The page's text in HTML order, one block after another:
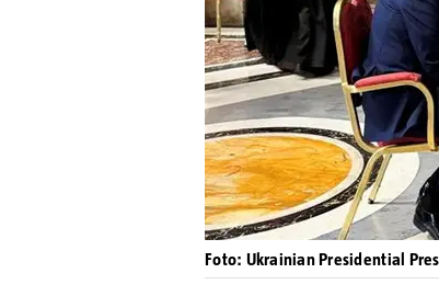
Foto: Ukrainian Presidential